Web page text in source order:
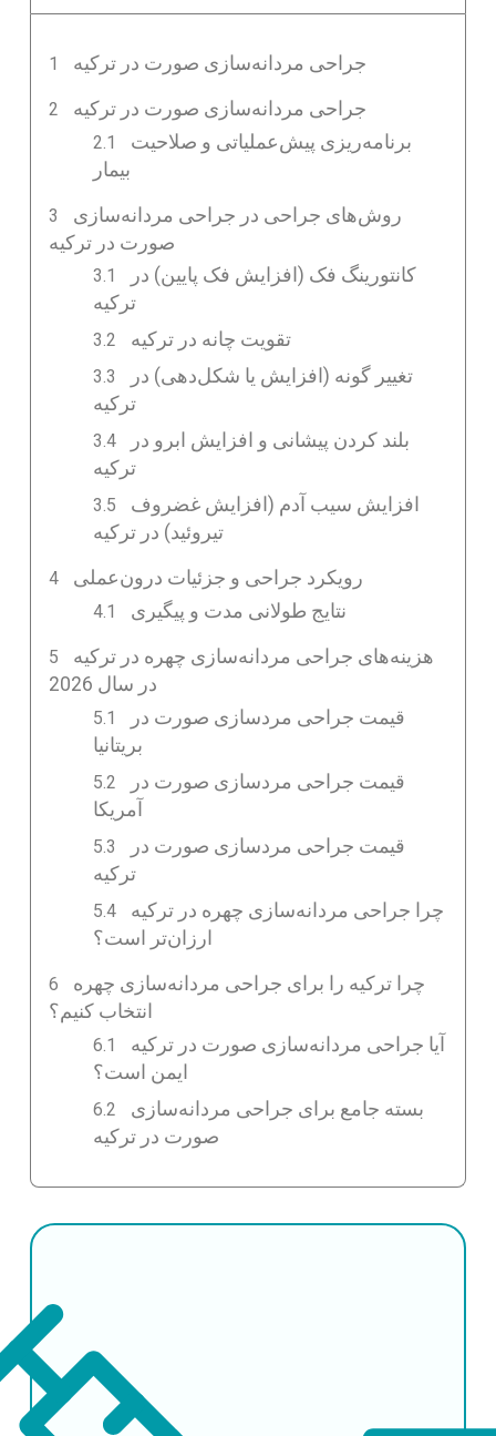
جراحی مردانه‌سازی صورت در ترکیه
جراحی مردانه‌سازی صورت در ترکیه
برنامه‌ریزی پیش‌عملیاتی و صلاحیت
بیمار
روش‌های جراحی در جراحی مردانه‌سازی
صورت در ترکیه
کانتورینگ فک (افزایش فک پایین) در
ترکیه
تقویت چانه در ترکیه
تغییر گونه (افزایش یا شکل‌دهی) در
ترکیه
بلند کردن پیشانی و افزایش ابرو در
ترکیه
افزایش سیب آدم (افزایش غضروف
تیروئید) در ترکیه
رویکرد جراحی و جزئیات درون‌عملی
نتایج طولانی‌ مدت و پیگیری
هزینه‌های جراحی مردانه‌سازی چهره در ترکیه
در سال 2026
قیمت جراحی مردسازی صورت در
بریتانیا
قیمت جراحی مردسازی صورت در
آمریکا
قیمت جراحی مردسازی صورت در
ترکیه
چرا جراحی مردانه‌سازی چهره در ترکیه
ارزان‌تر است؟
چرا ترکیه را برای جراحی مردانه‌سازی چهره
انتخاب کنیم؟
آیا جراحی مردانه‌سازی صورت در ترکیه
ایمن است؟
بسته جامع برای جراحی مردانه‌سازی
صورت در ترکیه